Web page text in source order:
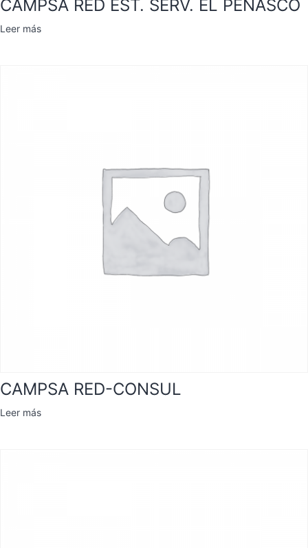
CAMPSA RED EST. SERV. EL PEÑASCO
Leer más
CAMPSA RED-CONSUL
Leer más